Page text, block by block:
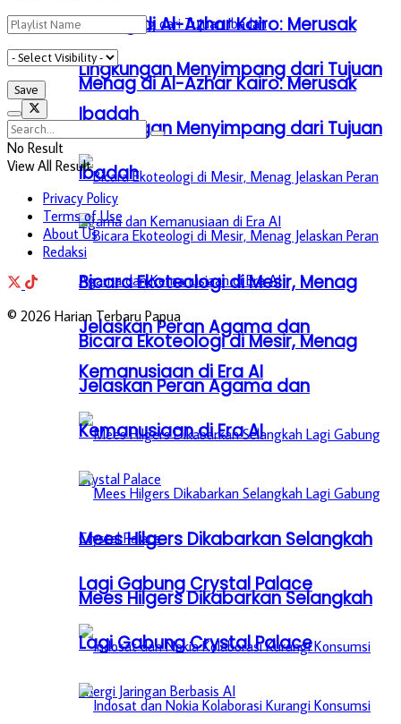
Menag di Al-Azhar Kairo: Merusak
Lingkungan Menyimpang dari Tujuan
Ibadah
Bicara Ekoteologi di Mesir, Menag
Jelaskan Peran Agama dan
Kemanusiaan di Era AI
Mees Hilgers Dikabarkan Selangkah
Lagi Gabung Crystal Palace
Menag di Al-Azhar Kairo: Merusak
Lingkungan Menyimpang dari Tujuan
Ibadah
Bicara Ekoteologi di Mesir, Menag
Jelaskan Peran Agama dan
Kemanusiaan di Era AI
Mees Hilgers Dikabarkan Selangkah
Lagi Gabung Crystal Palace
No Result
View All Result
Privacy Policy
Terms of Use
About Us
Redaksi
© 2026 Harian Terbaru Papua